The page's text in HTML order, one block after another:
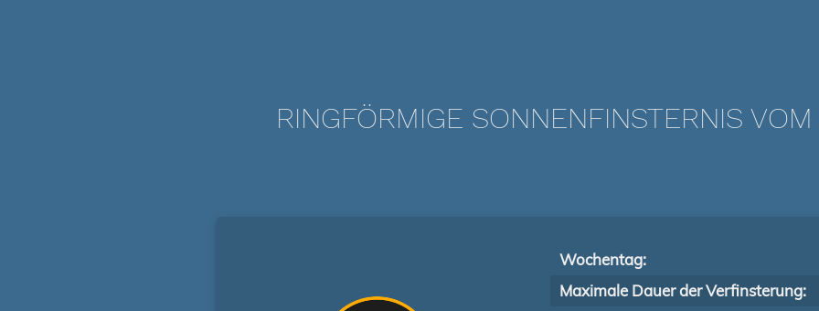
RINGFÖRMIGE SONNENFINSTERNIS
Wochentag:
Maximale Dauer der Verfinsterung: